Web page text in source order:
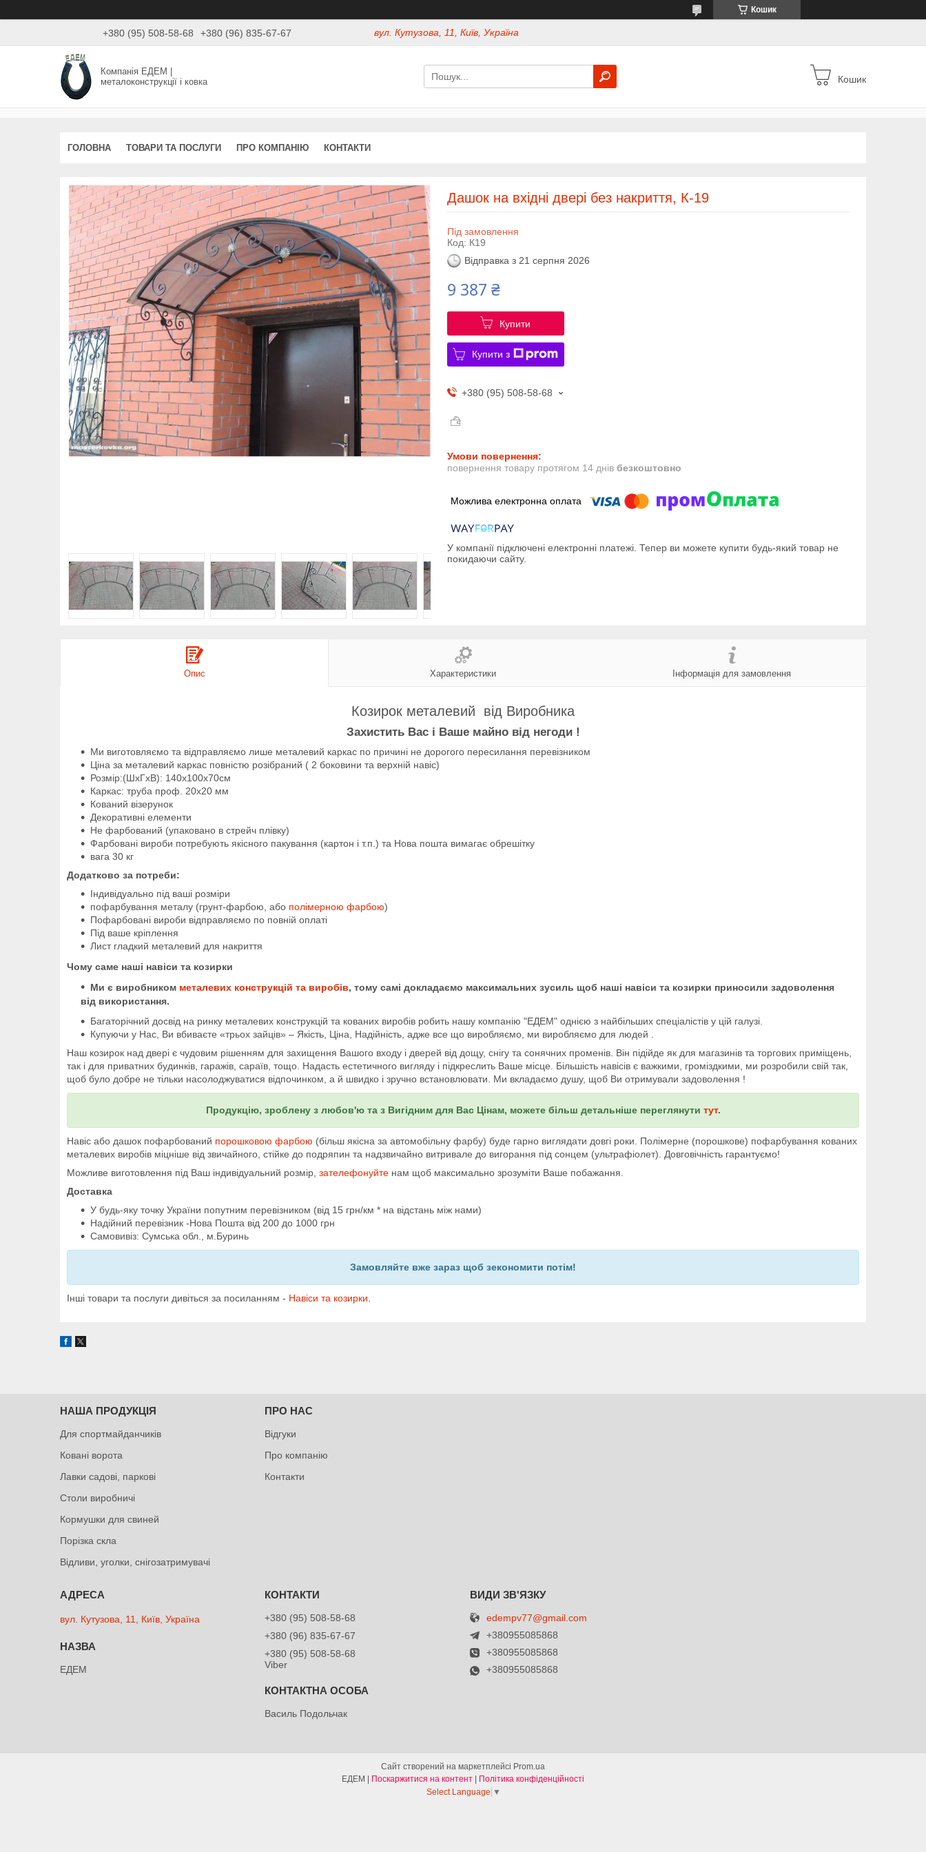
Кошик
+380 (95) 508-58-68 +380 (96) 835-67-67 вул. Кутузова, 11, Київ, Україна
Компанія ЕДЕМ |
металоконструкції і ковка
Кошик
ГОЛОВНА ТОВАРИ ТА ПОСЛУГИ ПРО КОМПАНІЮ КОНТАКТИ
Дашок на вхідні двері без накриття, К-19
Під замовлення
Код: К19
Відправка з 21 серпня 2026
9 387 ₴
Купити
Купити з
+380 (95) 508-58-68
повернення товару протягом 14 днів безкоштовно
У компанії підключені електронні платежі. Тепер ви можете купити будь-який товар не
покидаючи сайту.
Опис Характеристики Інформація для замовлення
Козирок металевий від Виробника
Захистить Вас і Ваше майно від негоди !
Ми виготовляємо та відправляємо лише металевий каркас по причині не дорогого пересилання перевізником
Ціна за металевий каркас повністю розібраний ( 2 боковини та верхній навіс)
Розмір:(ШхГхВ): 140х100х70см
Каркас: труба проф. 20х20 мм
Кований візерунок
Декоративні елементи
Не фарбований (упаковано в стрейч плівку)
Фарбовані вироби потребують якісного пакування (картон і т.п.) та Нова пошта вимагає обрешітку
вага 30 кг
Додатково за потреби:
Індивідуально під ваші розміри
пофарбування металу (грунт-фарбою, або полімерною фарбою)
Пофарбовані вироби відправляємо по повній оплаті
Під ваше кріплення
Лист гладкий металевий для накриття
Чому саме наші навіси та козирки
Ми є виробником металевих конструкцій та виробів, тому самі докладаємо максимальних зусиль щоб наші навіси та козирки приносили задоволення
від використання.
Багаторічний досвід на ринку металевих конструкцій та кованих виробів робить нашу компанію "ЕДЕМ" однією з найбільших спеціалістів у цій галузі.
Купуючи у Нас, Ви вбиваєте «трьох зайців» – Якість, Ціна, Надійність, адже все що виробляємо, ми виробляємо для людей .
Наш козирок над двері є чудовим рішенням для захищення Вашого входу і дверей від дощу, снігу та сонячних променів. Він підійде як для магазинів та торгових приміщень,
так і для приватних будинків, гаражів, сараїв, тощо. Надасть естетичного вигляду і підкреслить Ваше місце. Більшість навісів є важкими, громіздкими, ми розробили свій так,
щоб було добре не тільки насолоджуватися відпочинком, а й швидко і зручно встановлювати. Ми вкладаємо душу, щоб Ви отримували задоволення !
Продукцію, зроблену з любов'ю та з Вигідним для Вас Цінам, можете більш детальніше переглянути тут.
Навіс або дашок пофарбований порошковою фарбою (більш якісна за автомобільну фарбу) буде гарно виглядати довгі роки. Полімерне (порошкове) пофарбування кованих
металевих виробів міцніше від звичайного, стійке до подряпин та надзвичайно витривале до вигорання під сонцем (ультрафіолет). Довговічність гарантуємо!
Можливе виготовлення під Ваш індивідуальний розмір, зателефонуйте нам щоб максимально зрозуміти Ваше побажання.
Доставка
У будь-яку точку України попутним перевізником (від 15 грн/км * на відстань між нами)
Надійний перевізник -Нова Пошта від 200 до 1000 грн
Самовивіз: Сумська обл., м.Буринь
Замовляйте вже зараз щоб зекономити потім!
Інші товари та послуги дивіться за посиланням - Навіси та козирки
НАША ПРОДУКЦІЯ
Для спортмайданчиків
Ковані ворота
Лавки садові, паркові
Столи виробничі
Кормушки для свиней
Порізка скла
Відливи, уголки, снігозатримувачі
ПРО НАС
Відгуки
Про компанію
Контакти
вул. Кутузова, 11, Київ, Україна
ЕДЕМ
+380 (95) 508-58-68
+380 (96) 835-67-67
+380 (95) 508-58-68
Viber
Василь Подольчак
edempv77@gmail.com
+380955085868
+380955085868
+380955085868
Сайт створений на маркетплейсі Prom.ua
Поскаржитися на контент
Політика конфіденційності
Select Language ▼